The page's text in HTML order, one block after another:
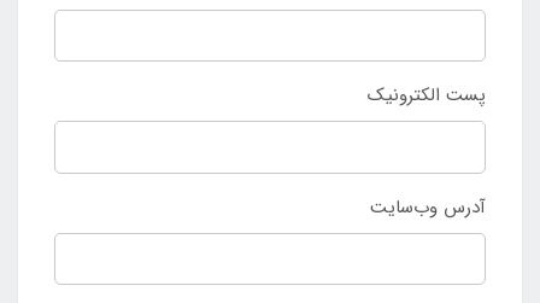
پست الکترونیک
آدرس وب‌سایت